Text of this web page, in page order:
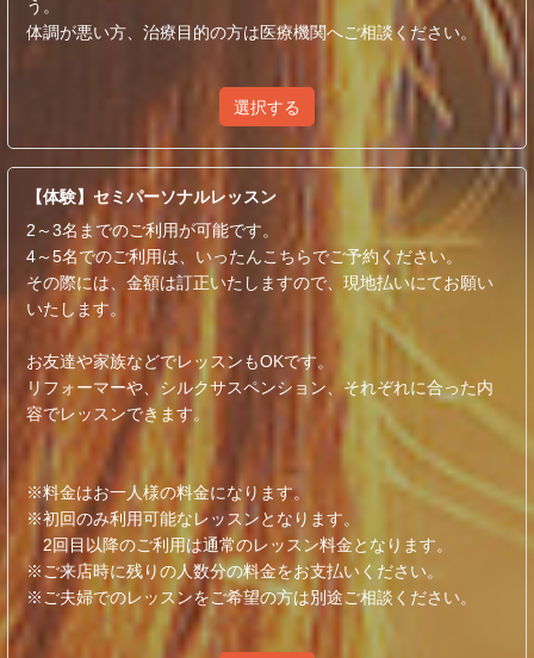
う。
体調が悪い方、治療目的の方は医療機関へご相談ください。
選択する
【体験】セミパーソナルレッスン
2～3名までのご利用が可能です。
4～5名でのご利用は、いったんこちらでご予約ください。
その際には、金額は訂正いたしますので、現地払いにてお願い
いたします。
お友達や家族などでレッスンもOKです。
リフォーマーや、シルクサスペンション、それぞれに合った内
容でレッスンできます。
※料金はお一人様の料金になります。
※初回のみ利用可能なレッスンとなります。
2回目以降のご利用は通常のレッスン料金となります。
※ご来店時に残りの人数分の料金をお支払いください。
※ご夫婦でのレッスンをご希望の方は別途ご相談ください。